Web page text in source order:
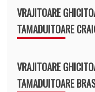
VRAJITOARE
TAMADUITOARE
VRAJITOARE
TAMADUITOARE